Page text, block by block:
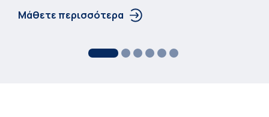
Μάθετε περισσότερα